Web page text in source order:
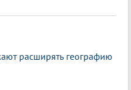
расширять географию